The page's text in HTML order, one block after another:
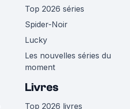
Top 2026 séries
Spider-Noir
Lucky
Les nouvelles séries du
moment
Livres
Top 2026 livres